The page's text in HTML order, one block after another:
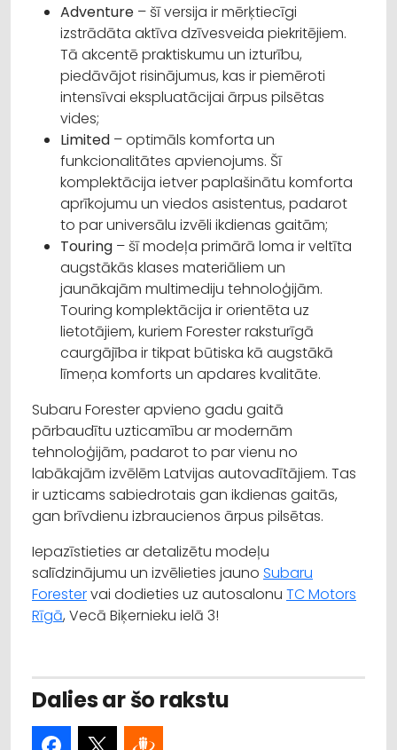
Adventure – šī versija ir mērķtiecīgi
izstrādāta aktīva dzīvesveida piekritējiem.
Tā akcentē praktiskumu un izturību,
piedāvājot risinājumus, kas ir piemēroti
intensīvai ekspluatācijai ārpus pilsētas
vides;
Limited – optimāls komforta un
funkcionalitātes apvienojums. Šī
komplektācija ietver paplašinātu komforta
aprīkojumu un viedos asistentus, padarot
to par universālu izvēli ikdienas gaitām;
Touring – šī modeļa primārā loma ir veltīta
augstākās klases materiāliem un
jaunākajām multimediju tehnoloģijām.
Touring komplektācija ir orientēta uz
lietotājiem, kuriem Forester raksturīgā
caurgājība ir tikpat būtiska kā augstākā
līmeņa komforts un apdares kvalitāte.
Subaru Forester apvieno gadu gaitā
pārbaudītu uzticamību ar modernām
tehnoloģijām, padarot to par vienu no
labākajām izvēlēm Latvijas autovadītājiem. Tas
ir uzticams sabiedrotais gan ikdienas gaitās,
gan brīvdienu izbraucienos ārpus pilsētas.
Iepazīstieties ar detalizētu modeļu
salīdzinājumu un izvēlieties jauno Subaru
Forestervai dodieties uz autosalonu TC Motors
Rīgā, Vecā Biķernieku ielā 3!
Dalies ar šo rakstu